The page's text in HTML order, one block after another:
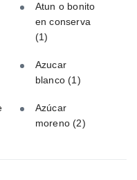
Atun o bonito
en conserva
(1)
Azucar
blanco(1)
Azúcar
moreno(2)